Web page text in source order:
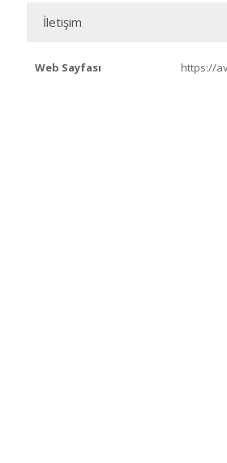
İletişim
Web Sayfası https://